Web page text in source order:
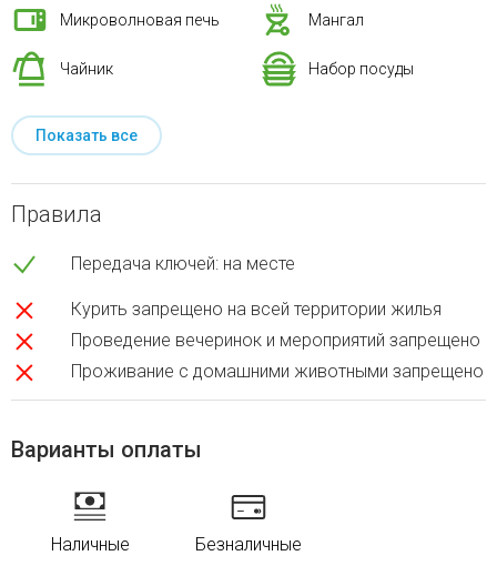
Микроволновая печь Мангал
Чайник Набор посуды
Показать все
Правила
Передача ключей: на месте
Курить запрещено на всей территории жилья
Проведение вечеринок и мероприятий запрещено
Проживание с домашними животными запрещено
Варианты оплаты
Наличные Безналичные